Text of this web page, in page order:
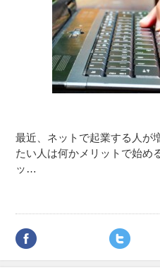
最近、ネットで起業する人が
たい人は何かメリットで始め
ッ…